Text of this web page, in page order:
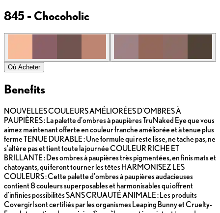
845 - Chocoholic
Où Acheter
Benefits
NOUVELLES COULEURS AMÉLIORÉES D'OMBRES À
PAUPIÈRES : La palette d'ombres à paupières TruNaked Eye que vous
aimez maintenant offerte en couleur franche améliorée et à tenue plus
ferme TENUE DURABLE : Une formule qui reste lisse, ne tache pas, ne
s'altère pas et tient toute la journée COULEUR RICHE ET
BRILLANTE : Des ombres à paupières très pigmentées, en finis mats et
chatoyants, qui feront tourner les têtes HARMONISEZ LES
COULEURS : Cette palette d'ombres à paupières audacieuses
contient 8 couleurs superposables et harmonisables qui offrent
d'infinies possibilités SANS CRUAUTÉ ANIMALE : Les produits
Covergirl sont certifiés par les organismes Leaping Bunny et Cruelty-